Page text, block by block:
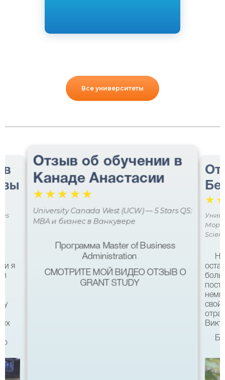
Все университеты
в
я
и
в
Отзыв об обучении в
Канаде Анастасии
☆☆☆ ☆☆
University Canada West (UCW) — 5 Stars QS:
MBA и бизнес в Ванкувере
Программа Master of Business
Administration
СМОТРИТЕ МОЙ ВИДЕО ОТЗЫВ О
GRANT STUDY
☆
Мора
свой
Все